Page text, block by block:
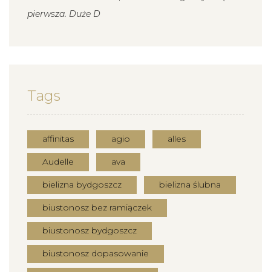
pierwsza. Duże D
Tags
affinitas agio alles
Audelle ava
bielizna bydgoszcz bielizna ślubna
biustonosz bez ramiączek
biustonosz bydgoszcz
biustonosz dopasowanie